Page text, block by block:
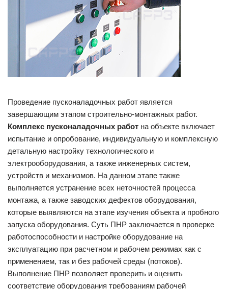
Проведение пусконаладочных работ является
завершающим этапом строительно-монтажных работ.
Комплекс пусконаладочных работ на объекте включает
испытание и опробование, индивидуальную и комплексную
детальную настройку технологического и
электрооборудования, а также инженерных систем,
устройств и механизмов. На данном этапе также
выполняется устранение всех неточностей процесса
монтажа, а также заводских дефектов оборудования,
которые выявляются на этапе изучения объекта и пробного
запуска оборудования. Суть ПНР заключается в проверке
работоспособности и настройке оборудование на
эксплуатацию при расчетном и рабочем режимах как с
применением, так и без рабочей среды (потоков).
Выполнение ПНР позволяет проверить и оценить
соответствие оборудования требованиям рабочей